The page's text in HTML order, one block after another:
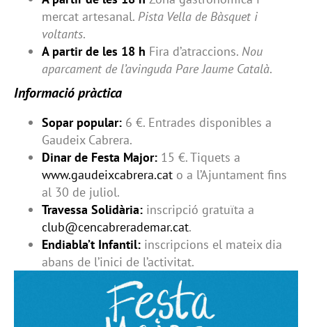
mercat artesanal. Pista Vella de Bàsquet i
voltants.
A partir de les 18 h Fira d’atraccions. Nou
aparcament de l’avinguda Pare Jaume Català.
Informació pràctica
Sopar popular: 6 €. Entrades disponibles a
Gaudeix Cabrera.
Dinar de Festa Major: 15 €. Tiquets a
www.gaudeixcabrera.cat o a l’Ajuntament fins
al 30 de juliol.
Travessa Solidària: inscripció gratuïta a
club@cencabrerademar.cat.
Endiabla’t Infantil: inscripcions el mateix dia
abans de l’inici de l’activitat.